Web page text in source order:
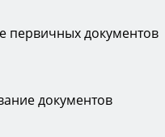
первичных документов
документов